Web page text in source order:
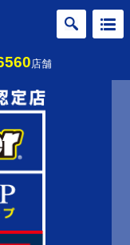
店舗